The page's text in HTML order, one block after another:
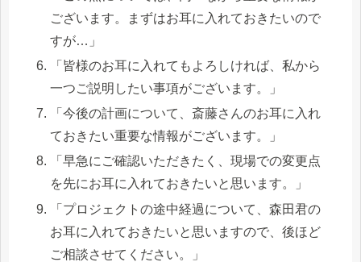
ございます。まずはお耳に入れておきたいので
すが…」
「皆様のお耳に入れてもよろしければ、私から
一つご説明したい事項がございます。」
「今後の計画について、斎藤さんのお耳に入れ
ておきたい重要な情報がございます。」
「早急にご確認いただきたく、現場での変更点
を先にお耳に入れておきたいと思います。」
「プロジェクトの途中経過について、森田君の
お耳に入れておきたいと思いますので、後ほど
ご相談させてください。」